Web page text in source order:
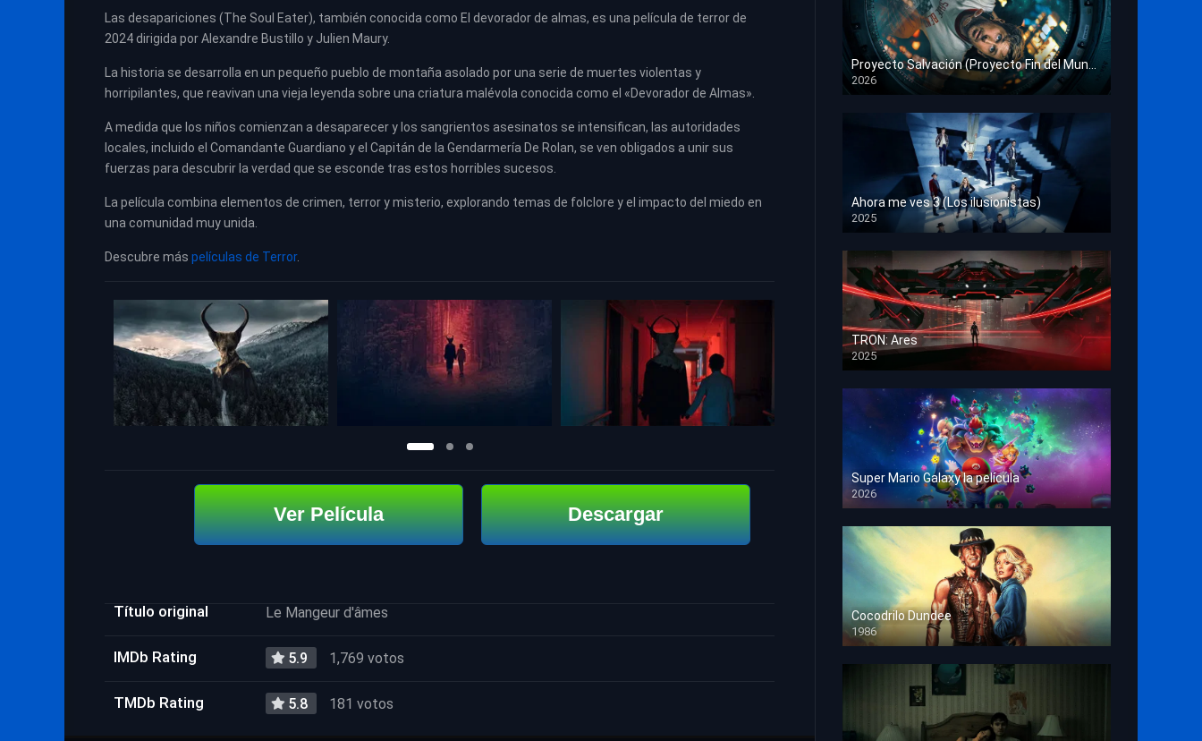
Las desapariciones (The Soul Eater), también conocida como El devorador de almas, es una película de terror de
2024 dirigida por Alexandre Bustillo y Julien Maury.
La historia se desarrolla en un pequeño pueblo de montaña asolado por una serie de muertes violentas y
horripilantes, que reavivan una vieja leyenda sobre una criatura malévola conocida como el «Devorador de Almas».
A medida que los niños comienzan a desaparecer y los sangrientos asesinatos se intensifican, las autoridades
locales, incluido el Comandante Guardiano y el Capitán de la Gendarmería De Rolan, se ven obligados a unir sus
fuerzas para descubrir la verdad que se esconde tras estos horribles sucesos.
La película combina elementos de crimen, terror y misterio, explorando temas de folclore y el impacto del miedo en
una comunidad muy unida.
Descubre más películas de Terror.
Ver Película Descargar
Título original Le Mangeur d'âmes
IMDb Rating 5.9 1,769 votos
TMDb Rating 5.8 181 votos
Proyecto Salvación (Proyecto Fin del Mundo)
2026
HD 1080p
Ahora me ves 3 (Los ilusionistas)
2025
HD 1080p
TRON: Ares
2025
HD 1080p
Super Mario Galaxy la película
2026
HD 1080p
Cocodrilo Dundee
1986
HD 1080p